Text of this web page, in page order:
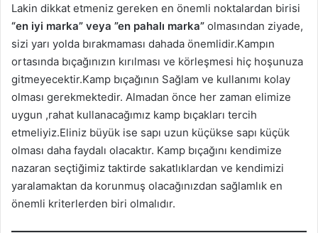
Lakin dikkat etmeniz gereken en önemli noktalardan birisi
“en iyi marka” veya ”en pahalı marka” olmasından ziyade,
sizi yarı yolda bırakmaması dahada önemlidir.Kampın
ortasında bıçağınızın kırılması ve körleşmesi hiç hoşunuza
gitmeyecektir.Kamp bıçağının Sağlam ve kullanımı kolay
olması gerekmektedir. Almadan önce her zaman elimize
uygun ,rahat kullanacağımız kamp bıçakları tercih
etmeliyiz.Eliniz büyük ise sapı uzun küçükse sapı küçük
olması daha faydalı olacaktır. Kamp bıçağını kendimize
nazaran seçtiğimiz taktirde sakatlıklardan ve kendimizi
yaralamaktan da korunmuş olacağınızdan sağlamlık en
önemli kriterlerden biri olmalıdır.